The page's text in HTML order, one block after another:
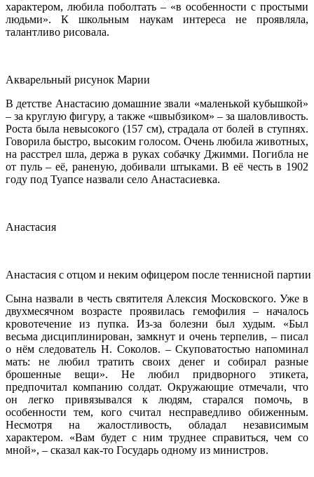
характером, любила поболтать – «в особенности с простыми
людьми». К школьным наукам интереса не проявляла,
талантливо рисовала.
Акварельный рисунок Марии
В детстве Анастасию домашние звали «маленькой кубышкой»
– за круглую фигуру, а также «швыбзиком» – за шаловливость.
Роста была невысокого (157 см), страдала от болей в ступнях.
Говорила быстро, высоким голосом. Очень любила животных,
на расстрел шла, держа в руках собачку Джимми. Погибла не
от пуль – её, раненую, добивали штыками. В её честь в 1902
году под Туапсе назвали село Анастасиевка.
Анастасия
Анастасия с отцом и неким офицером после теннисной партии
Сына назвали в честь святителя Алексия Московского. Уже в
двухмесячном возрасте проявилась гемофилия – началось
кровотечение из пупка. Из-за болезни был худым. «Был
весьма дисциплинирован, замкнут и очень терпелив, – писал
о нём следователь Н. Соколов. – Скуповатостью напоминал
мать: не любил тратить своих денег и собирал разные
брошенные вещи». Не любил придворного этикета,
предпочитал компанию солдат. Окружающие отмечали, что
он легко привязывался к людям, старался помочь, в
особенности тем, кого считал несправедливо обиженным.
Несмотря на жалостливость, обладал независимым
характером. «Вам будет с ним труднее справиться, чем со
мной», – сказал как-то Государь одному из министров.